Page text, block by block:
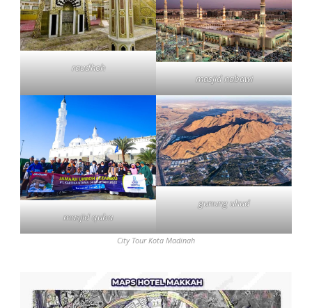
raudhoh
masjid nabawi
masjid quba
gunung uhud
City Tour Kota Madinah